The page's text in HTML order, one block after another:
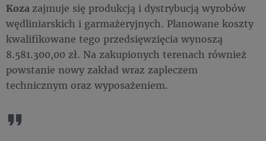
Koza zajmuje się produkcją i dystrybucją wyrobów
wędliniarskich i garmażeryjnych. Planowane koszty
kwalifikowane tego przedsięwzięcia wynoszą
8.581.300,00 zł. Na zakupionych terenach również
powstanie nowy zakład wraz zapleczem
technicznym oraz wyposażeniem.